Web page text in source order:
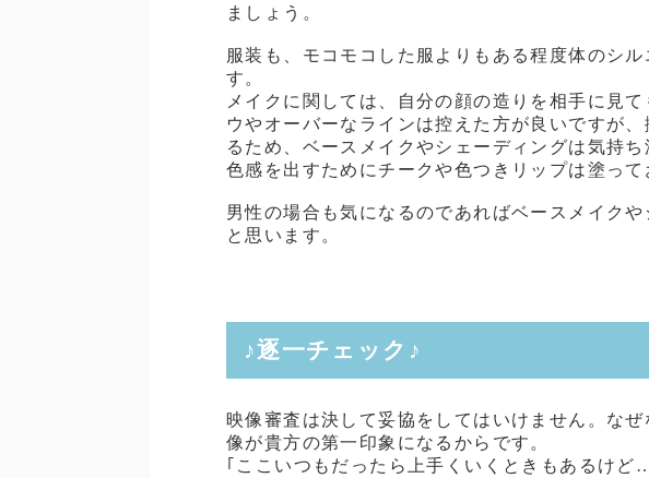
ましょう。
服装も、モコモコした服よりもある程度体のシ
す。
メイクに関しては、自分の顔の造りを相手に見
ウやオーバーなラインは控えた方が良いですが
るため、ベースメイクやシェーディングは気持
色感を出すためにチークや色つきリップは塗って
男性の場合も気になるのであればベースメイク
と思います。
♪逐一チェック♪
映像審査は決して妥協をしてはいけません。な
像が貴方の第一印象になるからです。
｢ここいつもだったら上手くいくときもあるけ